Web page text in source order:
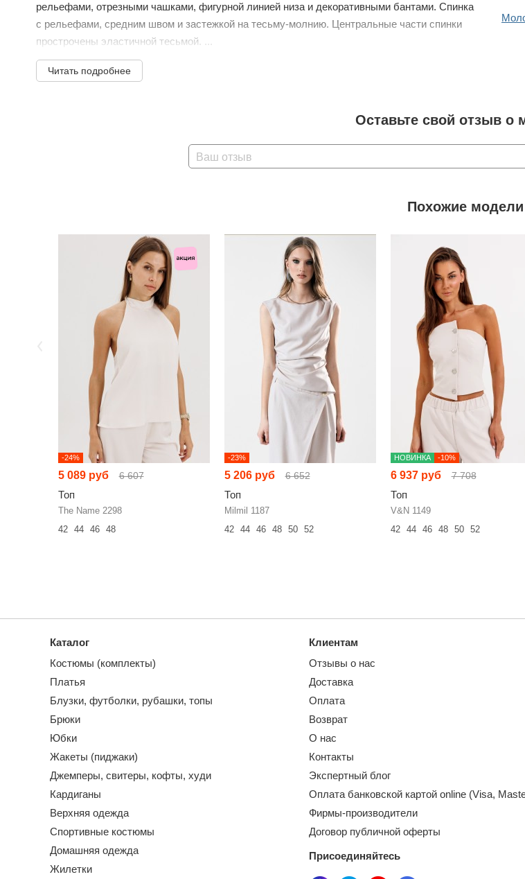
рельефами, отрезными чашками, фигурной линией низа и декоративными бантами. Спинка
с рельефами, средним швом и застежкой на тесьму-молнию. Центральные части спинки
прострочены эластичной тесьмой. ...
Читать подробнее
Оставьте свой отзыв о
Ваш отзыв
Похожие модели
-24%
5 089 руб 6 607
Топ
The Name 2298
42
44 46 48
-23%
5 206 руб 6 652
Топ
Milmil 1187
42
44 46 48 50 52
НОВИНКА -10%
6 937 руб 7 708
Топ
V&N 1149
42
44 46 48 50 52
Каталог
Костюмы (комплекты)
Платья
Блузки, футболки, рубашки, топы
Брюки
Юбки
Жакеты (пиджаки)
Джемперы, свитеры, кофты, худи
Кардиганы
Верхняя одежда
Спортивные костюмы
Домашняя одежда
Жилетки
Клиентам
Отзывы о нас
Доставка
Оплата
Возврат
О нас
Контакты
Экспертный блог
Оплата банковской картой online (Visa,
Фирмы-производители
Договор публичной оферты
Присоединяйтесь